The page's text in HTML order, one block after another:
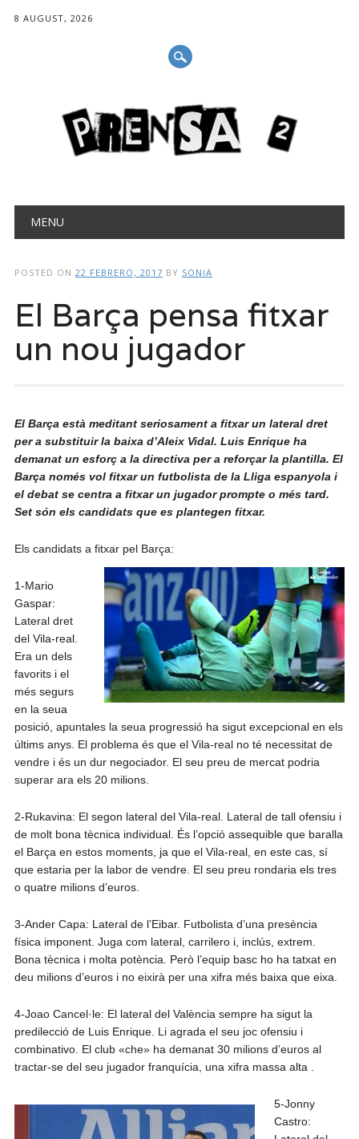
8 AUGUST, 2026
Main menu
MENU
POSTED ON 22 FEBRERO, 2017 BY SONIA
El Barça pensa fitxar
un nou jugador
El Barça està meditant seriosament a fitxar un lateral dret
per a substituir la baixa d’Aleix Vidal. Luis Enrique ha
demanat un esforç a la directiva per a reforçar la plantilla. El
Barça només vol fitxar un futbolista de la Lliga espanyola i
el debat se centra a fitxar un jugador prompte o més tard.
Set són els candidats que es plantegen fitxar.
Els candidats a fitxar pel Barça:
1-Mario
Gaspar:
Lateral dret
del Vila-real.
Era un dels
favorits i el
més segurs
en la seua
posició, apuntales la seua progressió ha sigut excepcional en els
últims anys. El problema és que el Vila-real no té necessitat de
vendre i és un dur negociador. El seu preu de mercat podria
superar ara els 20 milions.
2-Rukavina: El segon lateral del Vila-real. Lateral de tall ofensiu i
de molt bona tècnica individual. És l’opció assequible que baralla
el Barça en estos moments, ja que el Vila-real, en este cas, sí
que estaria per la labor de vendre. El seu preu rondaria els tres
o quatre milions d’euros.
3-Ander Capa: Lateral de l’Eibar. Futbolista d’una presència
física imponent. Juga com lateral, carrilero i, inclús, extrem.
Bona tècnica i molta potència. Però l’equip basc ho ha tatxat en
deu milions d’euros i no eixirà per una xifra més baixa que eixa.
4-Joao Cancel·le: El lateral del València sempre ha sigut la
predilecció de Luis Enrique. Li agrada el seu joc ofensiu i
combinativo. El club «che» ha demanat 30 milions d’euros al
tractar-se del seu jugador franquícia, una xifra massa alta .
5-Jonny
Castro: